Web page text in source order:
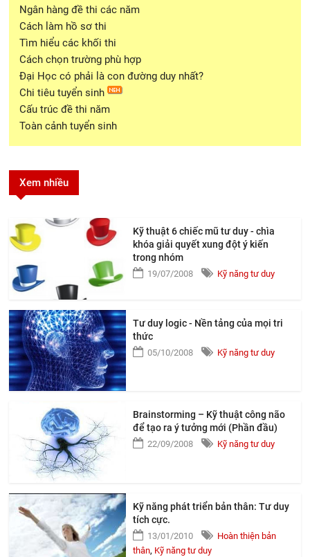
Ngân hàng đề thi các năm
Cách làm hồ sơ thi
Tìm hiểu các khối thi
Cách chọn trường phù hợp
Đại Học có phải là con đường duy nhất?
Chi tiêu tuyển sinh
Cấu trúc đề thi năm
Toàn cảnh tuyển sinh
Xem nhiều
Kỹ thuật 6 chiếc mũ tư duy - chìa
khóa giải quyết xung đột ý kiến
trong nhóm
19/07/2008 Kỹ năng tư duy
Tư duy logic - Nền tảng của mọi tri
thức
05/10/2008 Kỹ năng tư duy
Brainstorming – Kỹ thuật công não
để tạo ra ý tưởng mới (Phần đầu)
22/09/2008 Kỹ năng tư duy
Kỹ năng phát triển bản thân: Tư duy
tích cực.
13/01/2010
Hoàn thiện bản
thân, Kỹ năng tư duy